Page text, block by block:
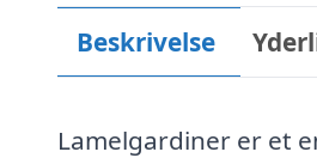
Beskrivelse
Lamelgardiner er et